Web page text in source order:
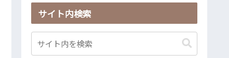
サイト内検索